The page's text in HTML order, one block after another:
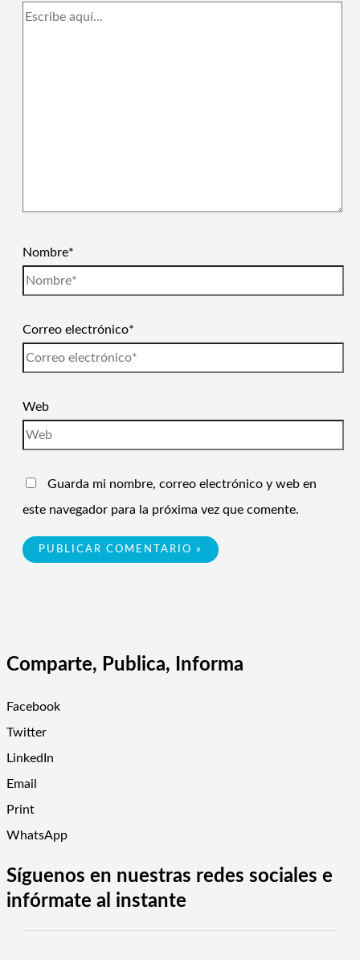
Nombre*
Correo electrónico*
Web
Guarda mi nombre, correo electrónico y web en
este navegador para la próxima vez que comente.
Comparte, Publica, Informa
Facebook
Twitter
LinkedIn
Email
Print
WhatsApp
Síguenos en nuestras redes sociales e
infórmate al instante